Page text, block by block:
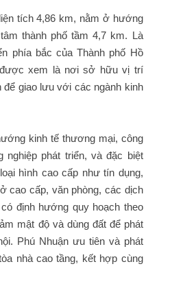
tích 4,86 km, nằm ở hướng
thành phố tầm 4,7 km. Là
phía bắc của Thành phố Hồ
xem là nơi sở hữu vị trí
để giao lưu với các ngành kinh
kinh tế thương mại, công
nghiệp phát triển, và đặc biệt
hình cao cấp như tín dụng,
cao cấp, văn phòng, các dịch
định hướng quy hoạch theo
mật độ và dùng đất để phát
Phú Nhuận ưu tiên và phát
nhà cao tầng, kết hợp cùng